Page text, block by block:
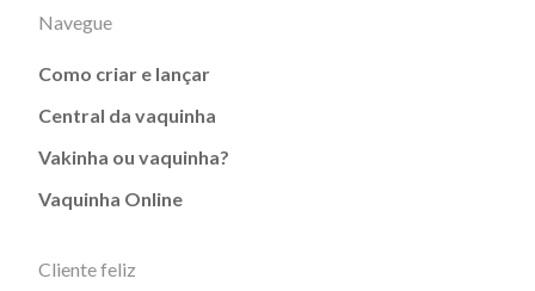
Navegue
Como criar e lançar
Central da vaquinha
Vakinha ou vaquinha?
Vaquinha Online
Cliente feliz